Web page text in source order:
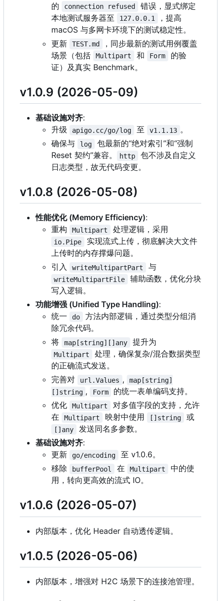
的
connection refused
错误，显式绑定
本地测试服务器至
127.0.0.1
，提高
macOS 与多网卡环境下的测试稳定性。
更新
TEST.md
，同步最新的测试用例覆盖
场景（包括
Multipart 和 Form
的验
证）及真实 Benchmark。
v1.0.9 (2026-05-09)
基础设施对齐:
升级
apigo.cc/go/log 至 v1.1.13 。
确保与
log
包最新的“绝对索引”和“强制
Reset 契约”兼容。
http
包不涉及自定义
日志类型，故无代码变更。
v1.0.8 (2026-05-08)
性能优化 (Memory Efficiency):
重构
Multipart 处理逻辑，采用
io.Pipe
实现流式上传，彻底解决大文件
上传时的内存撑爆问题。
引入
writeMultipartPart 与
writeMultipartFile
辅助函数，优化分块
写入逻辑。
功能增强 (Unified Type Handling):
统一
do
方法内部逻辑，通过类型分组消
除冗余代码。
将
map[string][]any 提升为
Multipart
处理，确保复杂/混合数据类型
的正确流式发送。
完善对
url.Values ,
map[string]
[]string , Form
的统一表单编码支持。
优化
Multipart
对多值字段的支持，允许
在
Multipart 映射中使用 []string 或
[]any
发送同名多参数。
基础设施对齐:
更新
go/encoding
至 v1.0.6。
移除
bufferPool 在 Multipart
中的使
用，转向更高效的流式 IO。
v1.0.6 (2026-05-07)
内部版本，优化 Header 自动透传逻辑。
v1.0.5 (2026-05-06)
内部版本，增强对 H2C 场景下的连接池管理。